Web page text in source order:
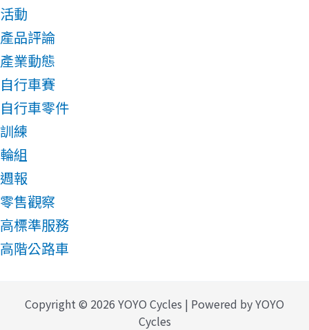
活動
產品評論
產業動態
自行車賽
自行車零件
訓練
輪組
週報
零售觀察
高標準服務
高階公路車
Copyright © 2026 YOYO Cycles | Powered by YOYO
Cycles